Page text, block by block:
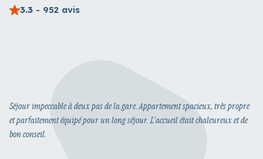
3.3 - 952 avis
Séjour impeccable à deux pas de la gare. Appartement spacieux, très propre
et parfaitement équipé pour un long séjour. L'accueil était chaleureux et de
bon conseil.